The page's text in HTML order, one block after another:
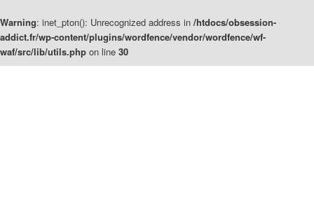
Warning: inet_pton(): Unrecognized address in /htdocs/obsession-
addict.fr/wp-content/plugins/wordfence/vendor/wordfence/wf-
waf/src/lib/utils.php on line 30
Aller
Aller